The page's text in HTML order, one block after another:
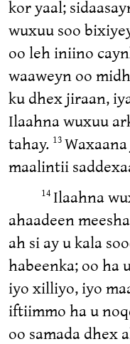
kor yaal;
wuxuu soo
oo leh iniino
waaweyn oo
ku dhex jiraan,
Ilaahna wuxuu
tahay. 13
maalintii
14 Ilaahna
ahaadeen
ah si ay u kala
habeenka; oo ha
iyo xilliyo, iyo
iftiimmo ha u
oo samada dhex